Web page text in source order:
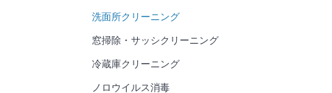
洗面所クリーニング
窓掃除・サッシクリーニング
冷蔵庫クリーニング
ノロウイルス消毒